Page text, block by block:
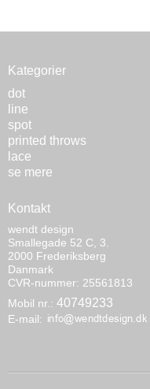
Kategorier
dot
line
spot
printed throws
lace
se mere
Kontakt
wendt design
Smallegade 52 C, 3.
2000 Frederiksberg
Danmark
CVR-nummer: 25561813
Mobil nr.: 40749233
E-mail: